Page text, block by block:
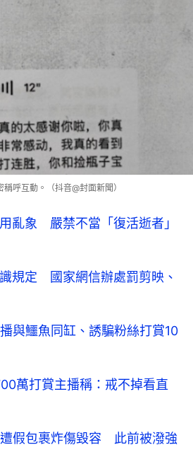
呼互動。（抖音@封面新聞）
亂象 嚴禁不當「復活逝者」
規定 國家網信辦處罰剪映、
與鱷魚同缸、誘騙粉絲打賞10
萬打賞主播稱：戒不掉看直
假包裹炸傷毀容 此前被潑強